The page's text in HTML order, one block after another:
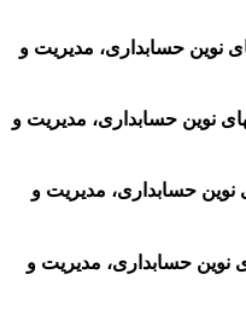
نوین حسابداری، مدیریت و
نوین حسابداری، مدیریت و
نوین حسابداری، مدیریت و
نوین حسابداری، مدیریت و